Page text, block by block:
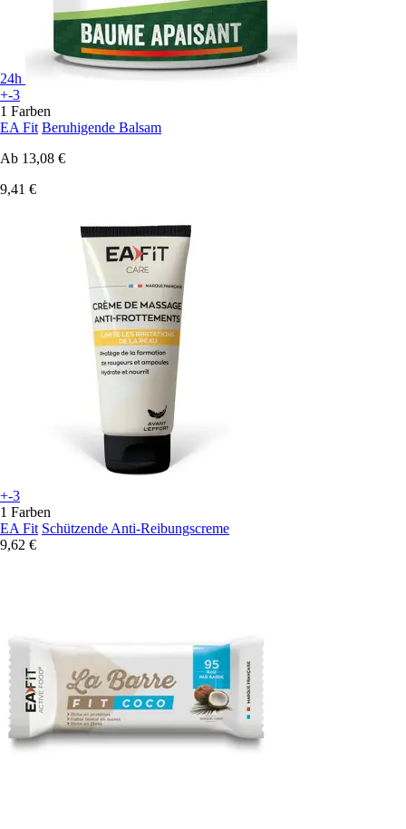
24h
+-3
1 Farben
EA Fit Beruhigende Balsam
Ab 13,08 €
9,41 €
+-3
1 Farben
EA Fit Schützende Anti-Reibungscreme
9,62 €